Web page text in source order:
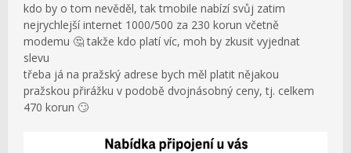
kdo by o tom nevěděl, tak tmobile nabízí svůj zatim
nejrychlejší internet 1000/500 za 230 korun včetně
modemu 🤔 takže kdo platí víc, moh by zkusit vyjednat
slevu
třeba já na pražský adrese bych měl platit nějakou
pražskou přirážku v podobě dvojnásobný ceny, tj. celkem
470 korun 🙄